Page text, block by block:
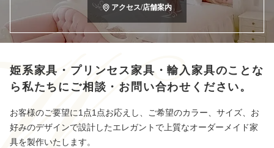
アクセス/店舗案内
姫系家具・プリンセス家具・輸入家具のことな
ら 私たちにご相談・お問い合わせください。
お客様のご要望に1点1点お応えし、ご希望のカラー、サイズ、お
好みのデザインで設計したエレガントで上質なオーダーメイド家
具を製作いたします。